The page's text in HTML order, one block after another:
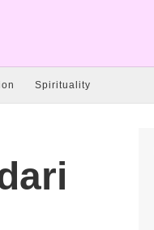
Spirituality